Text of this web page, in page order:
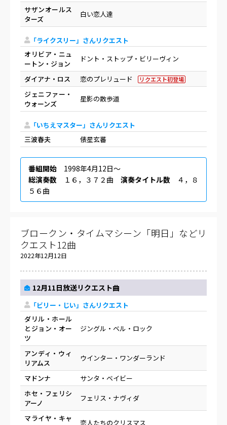
サザンオールス
ターズ
白い恋人達
「ライクスリー」さんリクエスト
オリビア・ニュ
ートン・ジョン
ドント・ストップ・ビリーヴィン
ダイアナ・ロス 恋のプレリュード リクエスト初登場
ジェニファー・
ウォーンズ
星影の散歩道
「いちえマスター」さんリクエスト
三波春夫
俵星玄蕃
番組開始 1998年4月12日〜
総演奏数 １６，３７２曲 演奏タイトル数 ４，８
５６曲
ブロークン・タイムマシーン「明日」などリ
クエスト12曲
2022年12月12日
12月11日放送リクエスト曲
「ビリー・じい」さんリクエスト
ダリル・ホール
とジョン・オー
ツ
ジングル・ベル・ロック
アンディ・ウィ
リアムス
ウインター・ワンダーランド
マドンナ
サンタ・ベイビー
ホセ・フェリシ
アーノ
フェリス・ナヴィダ
マライヤ・キャ
恋人たちのクリスマス